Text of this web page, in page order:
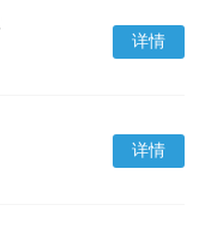
详情
详情